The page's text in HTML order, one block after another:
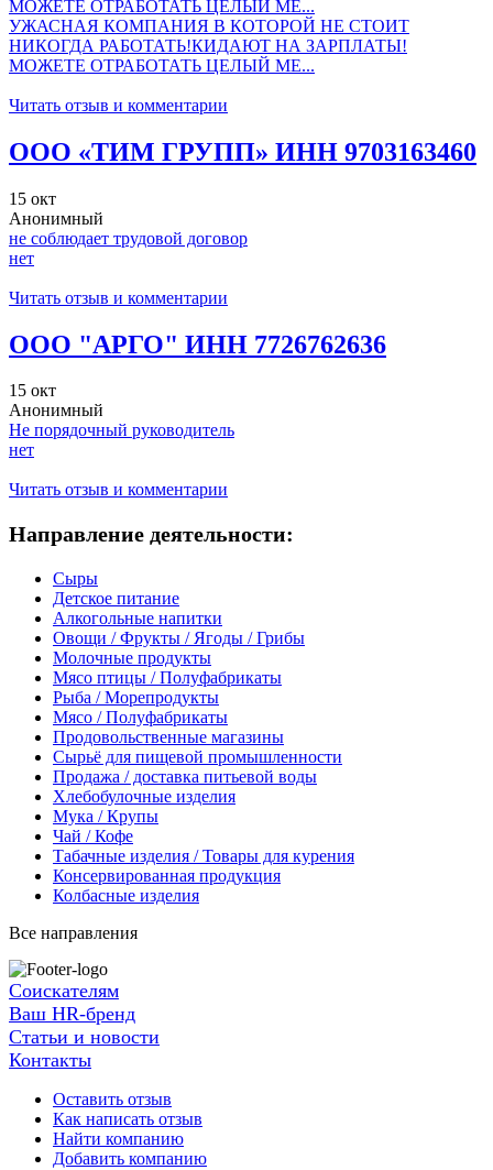
МОЖЕТЕ ОТРАБОТАТЬ ЦЕЛЫЙ МЕ...
УЖАСНАЯ КОМПАНИЯ В КОТОРОЙ НЕ СТОИТ
НИКОГДА РАБОТАТЬ!КИДАЮТ НА ЗАРПЛАТЫ!
МОЖЕТЕ ОТРАБОТАТЬ ЦЕЛЫЙ МЕ...
Читать отзыв и комментарии
ООО «ТИМ ГРУПП» ИНН 9703163460
15 окт
Анонимный
не соблюдает трудовой договор
нет
Читать отзыв и комментарии
ООО "АРГО" ИНН 7726762636
15 окт
Анонимный
Не порядочный руководитель
нет
Читать отзыв и комментарии
Направление деятельности:
Сыры
Детское питание
Алкогольные напитки
Овощи / Фрукты / Ягоды / Грибы
Молочные продукты
Мясо птицы / Полуфабрикаты
Рыба / Морепродукты
Мясо / Полуфабрикаты
Продовольственные магазины
Сырьё для пищевой промышленности
Продажа / доставка питьевой воды
Хлебобулочные изделия
Мука / Крупы
Чай / Кофе
Табачные изделия / Товары для курения
Консервированная продукция
Колбасные изделия
Все направления
Соискателям
Ваш HR-бренд
Статьи и новости
Контакты
Оставить отзыв
Как написать отзыв
Найти компанию
Добавить компанию